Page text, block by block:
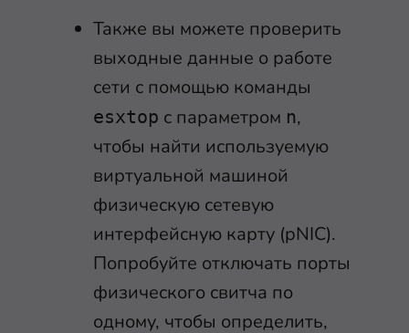
Также вы можете проверить
выходные данные о работе
сети с помощью команды
esxtop с параметром n,
чтобы найти используемую
виртуальной машиной
физическую сетевую
интерфейсную карту (pNIC).
Попробуйте отключать порты
физического свитча по
одному, чтобы определить,